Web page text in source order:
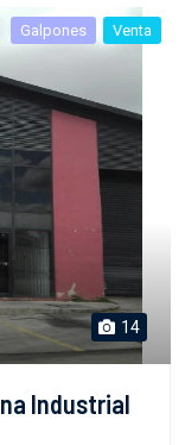
Galpones Venta
14
Industrial